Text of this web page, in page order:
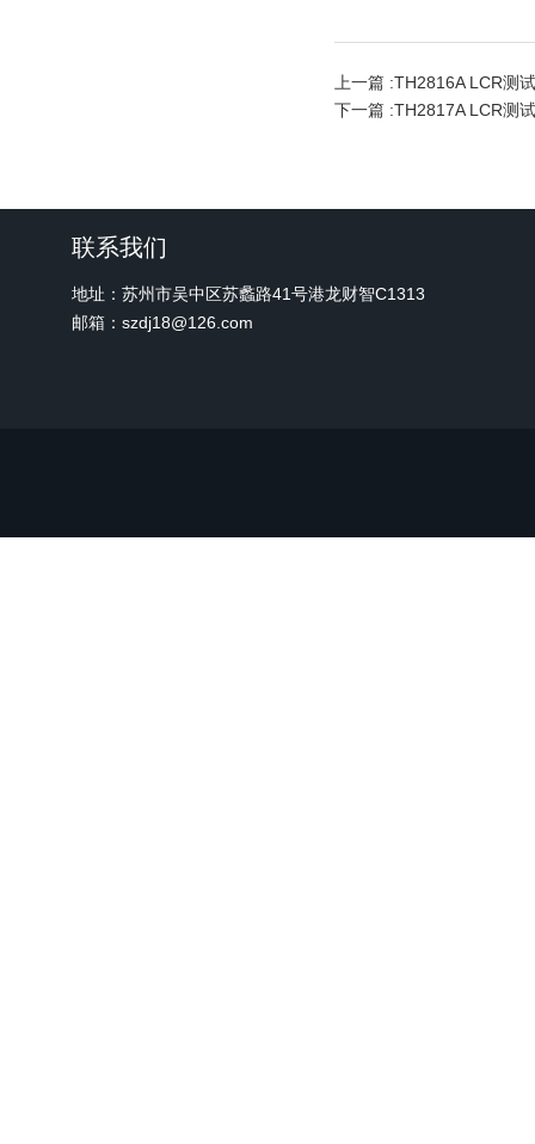
上一篇 :TH2816A LCR测
下一篇 :TH2817A LCR测
联系我们
地址：苏州市吴中区苏蠡路41号港龙财智C1313
邮箱：szdj18@126.com